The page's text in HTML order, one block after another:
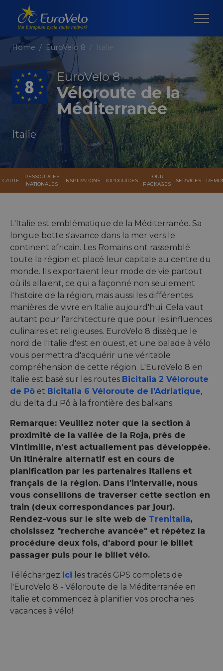
Home EuroVelo 8 Italie
EuroVelo 8
Véloroute de la
Méditerranée
Italie
CARTE
RESSOURCES
NATIONALES
INSPIRATIONS TOPOGUIDES
TOUR
PACKAGES
SERVICES
L'Italie est emblématique de la Méditerranée. Sa
longue botte s'avance dans la mer vers le
continent africain. Les Romains ont rassemblé
toute la région et placé leur capitale au centre du
monde. Ils exportaient leur mode de vie partout
où ils allaient, ce qui a façonné non seulement
l'histoire de la région, mais aussi les différentes
manières de vivre en Italie aujourd'hui. Cela vaut
autant pour l'architecture que pour les influences
culinaires et religieuses. EuroVelo 8 dissèque le
nord de l'Italie d'est en ouest, et une balade à vélo
vous permettra d'acquérir une véritable
compréhension de cette région. L'EuroVelo 8 en
Italie est basé sur les routes Bicitalia 2 Véloroute
de Pô et Bicitalia 6 Véloroute de l'Adriatique,
du delta du Pô à la frontière des balkans.
Remarque: Veuillez noter que la section à
proximité de la vallée de la Roja, près de
Vintimille, n'est actuallement pas développée.
Un itinéraire alternatif est en cours de
planification par les partenaires italiens et
français de la région. Dans l'intervalle, nous
vous conseillons de traverser cette section en
train (deux correspondances par jour).
Rendez-vous sur le site web de Trenitalia,
choisissez "recherche avancée" et répétez la
procédure deux fois, d'abord pour le billet
passager puis pour le billet vélo.
Téléchargez ici les tracés GPS complets de
l'EuroVelo 8 - Véloroute de la Méditerranée en
Italie et commencez à planifier vos prochaines
vacances à vélo!